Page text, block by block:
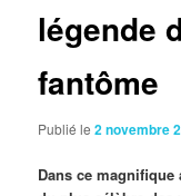
légende
fantôme
Publié le2 novembre
Dans ce